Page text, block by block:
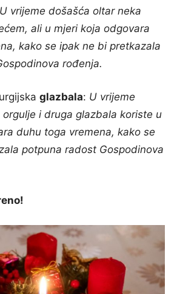
U vrijeme došašća oltar neka
ali u mjeri koja odgovara
kako se ipak ne bi pretkazala
rođenja.
glazbala: U vrijeme
i druga glazbala koriste u
duhu toga vremena, kako se
potpuna radost Gospodinova